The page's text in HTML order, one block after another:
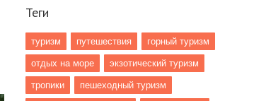
Теги
туризм путешествия горный туризм
отдых на море экзотический туризм
тропики пешеходный туризм